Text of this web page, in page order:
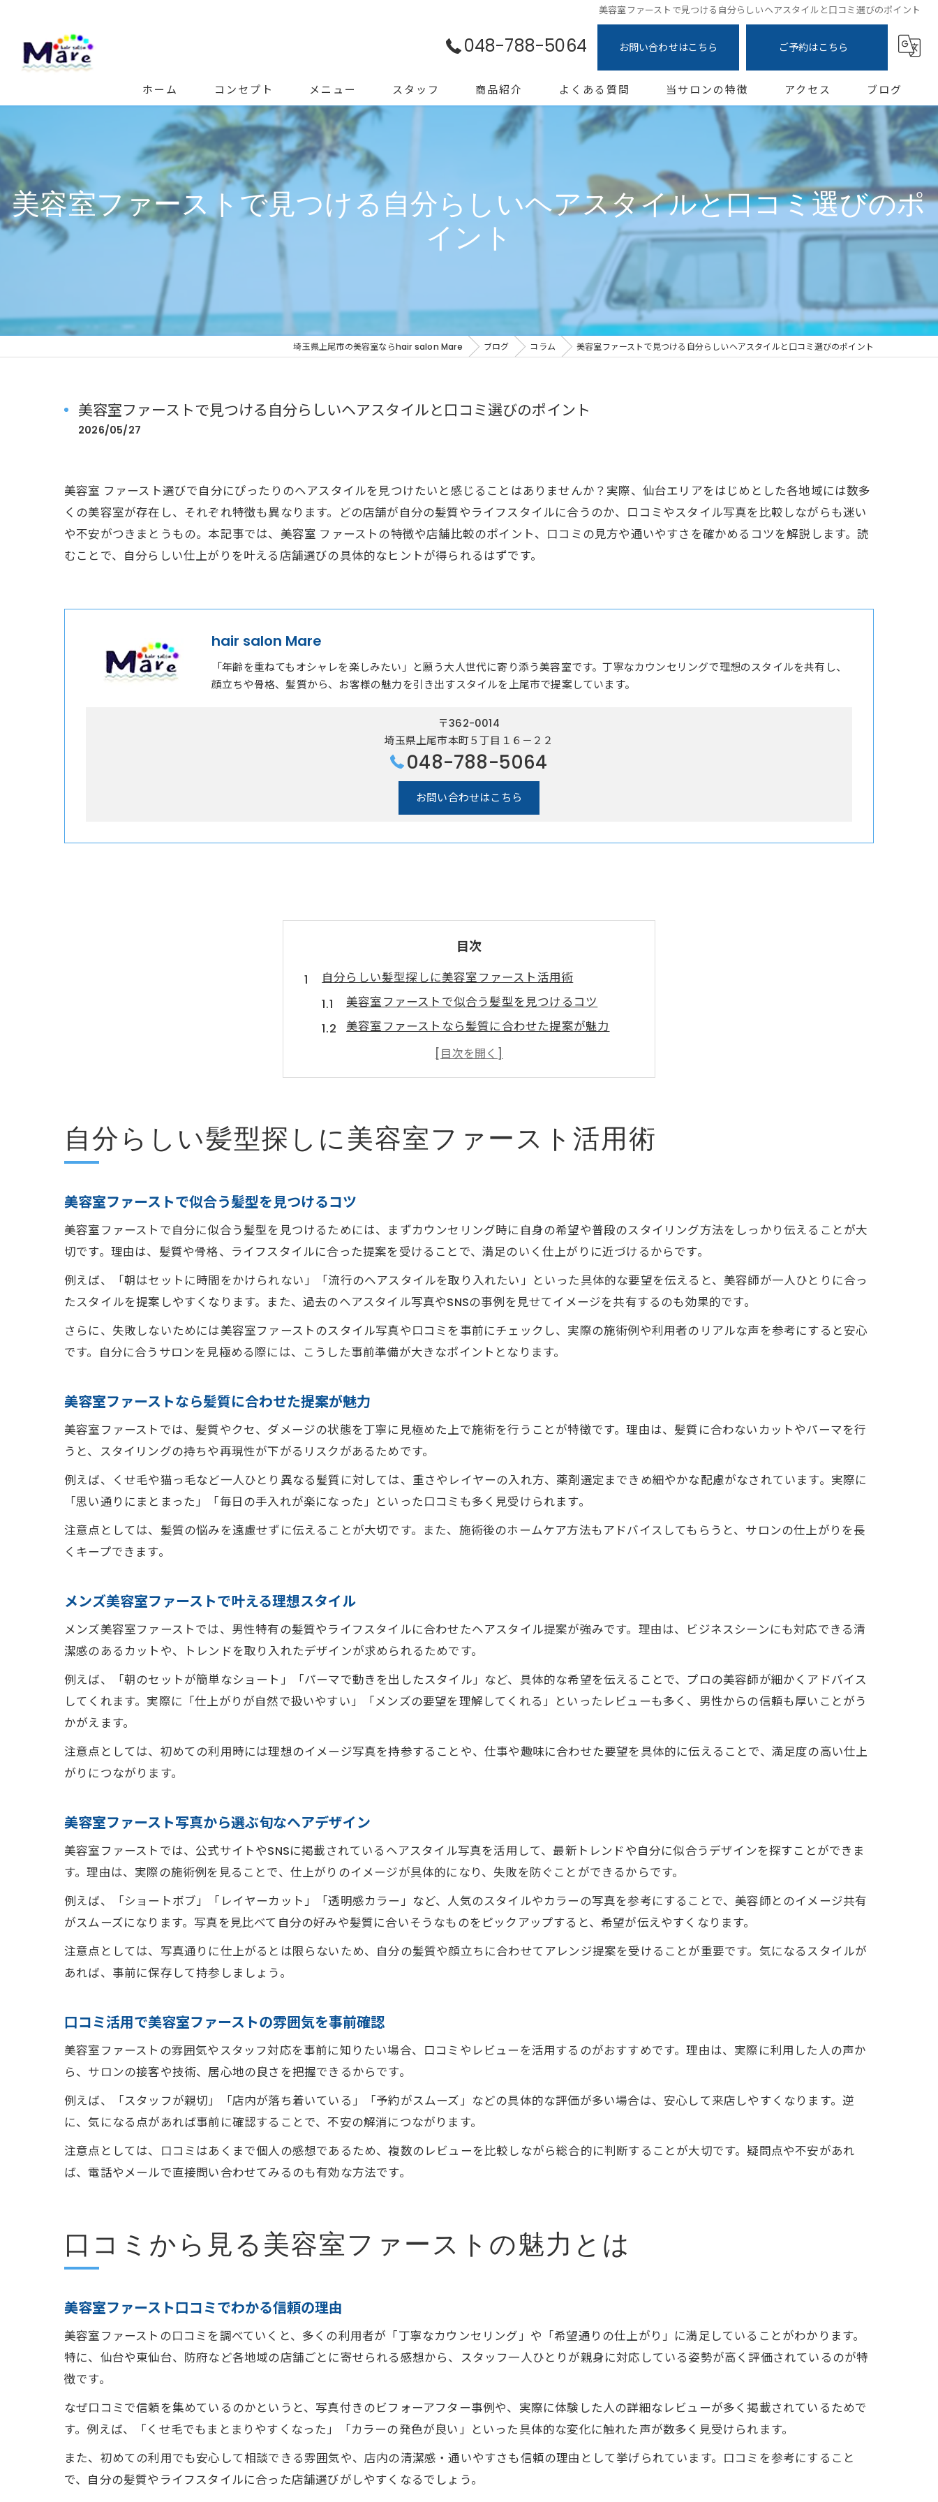
美容室ファーストで見つける自分らしいヘアスタイルと口コミ選びのポイント
048-788-5064 お問い合わせはこちら ご予約はこちら
ホーム コンセプト メニュー スタッフ 商品紹介 よくある質問 当サロンの特徴
カラー
白髪ぼかし
トリートメント
アクセス ブログ
コラム
美容室ファーストで見つける自分らしいヘアスタイルと口コミ選びのポ
イント
埼玉県上尾市の美容室ならhair salon Mare ブログ コラム 美容室ファーストで見つける自分らしいヘアスタイルと口コミ選びのポイント
美容室ファーストで見つける自分らしいヘアスタイルと口コミ選びのポイント
2026/05/27
美容室 ファースト選びで自分にぴったりのヘアスタイルを見つけたいと感じることはありませんか？実際、仙台エリアをはじめとした各地域には数多
くの美容室が存在し、それぞれ特徴も異なります。どの店舗が自分の髪質やライフスタイルに合うのか、口コミやスタイル写真を比較しながらも迷い
や不安がつきまとうもの。本記事では、美容室 ファーストの特徴や店舗比較のポイント、口コミの見方や通いやすさを確かめるコツを解説します。読
むことで、自分らしい仕上がりを叶える店舗選びの具体的なヒントが得られるはずです。
hair salon Mare
「年齢を重ねてもオシャレを楽しみたい」と願う大人世代に寄り添う美容室です。丁寧なカウンセリングで理想のスタイルを共有し、
顔立ちや骨格、髪質から、お客様の魅力を引き出すスタイルを上尾市で提案しています。
〒362-0014
埼玉県上尾市本町５丁目１６－２２
048-788-5064
お問い合わせはこちら
目次
自分らしい髪型探しに美容室ファースト活用術
美容室ファーストで似合う髪型を見つけるコツ
美容室ファーストなら髪質に合わせた提案が魅力
メンズ美容室ファーストで叶える理想スタイル
美容室ファースト写真から選ぶ旬なヘアデザイン
口コミから見る美容室ファーストの魅力とは
美容室ファースト口コミでわかる信頼の理由
実際の口コミから美容室ファーストの強みを分析
口コミで人気の美容室ファーストのサービス内容
美容室ファースト利用者の満足度と体験談まとめ
美容室選びで失敗しないためのポイント
美容室ファースト選びの失敗しないコツを解説
美容室ファーストで後悔しない選び方の基本
美容室ファーストと他店を比べるチェックポイント
美容室ファースト写真から技術力をチェック
写真で知る美容室ファーストの仕上がり事例
美容室ファーストの写真から分かるトレンド提案
美容室ファーストで予約しやすい店舗の特徴
口コミで探す通いやすい美容室ファーストの選び方
美容室ファーストの立地や営業時間のポイント
美容室ファーストで理想の仕上がりを叶える秘訣
美容室ファーストで理想を実現するカウンセリング術
美容室ファーストで自分らしいヘアに仕上げるコツ
自分らしい髪型探しに美容室ファースト活用術
美容室ファーストで似合う髪型を見つけるコツ
美容室ファーストで自分に似合う髪型を見つけるためには、まずカウンセリング時に自身の希望や普段のスタイリング方法をしっかり伝えることが大
切です。理由は、髪質や骨格、ライフスタイルに合った提案を受けることで、満足のいく仕上がりに近づけるからです。
例えば、「朝はセットに時間をかけられない」「流行のヘアスタイルを取り入れたい」といった具体的な要望を伝えると、美容師が一人ひとりに合っ
たスタイルを提案しやすくなります。また、過去のヘアスタイル写真やSNSの事例を見せてイメージを共有するのも効果的です。
さらに、失敗しないためには美容室ファーストのスタイル写真や口コミを事前にチェックし、実際の施術例や利用者のリアルな声を参考にすると安心
です。自分に合うサロンを見極める際には、こうした事前準備が大きなポイントとなります。
美容室ファーストなら髪質に合わせた提案が魅力
美容室ファーストでは、髪質やクセ、ダメージの状態を丁寧に見極めた上で施術を行うことが特徴です。理由は、髪質に合わないカットやパーマを行
うと、スタイリングの持ちや再現性が下がるリスクがあるためです。
例えば、くせ毛や猫っ毛など一人ひとり異なる髪質に対しては、重さやレイヤーの入れ方、薬剤選定まできめ細やかな配慮がなされています。実際に
「思い通りにまとまった」「毎日の手入れが楽になった」といった口コミも多く見受けられます。
注意点としては、髪質の悩みを遠慮せずに伝えることが大切です。また、施術後のホームケア方法もアドバイスしてもらうと、サロンの仕上がりを長
くキープできます。
メンズ美容室ファーストで叶える理想スタイル
メンズ美容室ファーストでは、男性特有の髪質やライフスタイルに合わせたヘアスタイル提案が強みです。理由は、ビジネスシーンにも対応できる清
潔感のあるカットや、トレンドを取り入れたデザインが求められるためです。
例えば、「朝のセットが簡単なショート」「パーマで動きを出したスタイル」など、具体的な希望を伝えることで、プロの美容師が細かくアドバイス
してくれます。実際に「仕上がりが自然で扱いやすい」「メンズの要望を理解してくれる」といったレビューも多く、男性からの信頼も厚いことがう
かがえます。
注意点としては、初めての利用時には理想のイメージ写真を持参することや、仕事や趣味に合わせた要望を具体的に伝えることで、満足度の高い仕上
がりにつながります。
美容室ファースト写真から選ぶ旬なヘアデザイン
美容室ファーストでは、公式サイトやSNSに掲載されているヘアスタイル写真を活用して、最新トレンドや自分に似合うデザインを探すことができま
す。理由は、実際の施術例を見ることで、仕上がりのイメージが具体的になり、失敗を防ぐことができるからです。
例えば、「ショートボブ」「レイヤーカット」「透明感カラー」など、人気のスタイルやカラーの写真を参考にすることで、美容師とのイメージ共有
がスムーズになります。写真を見比べて自分の好みや髪質に合いそうなものをピックアップすると、希望が伝えやすくなります。
注意点としては、写真通りに仕上がるとは限らないため、自分の髪質や顔立ちに合わせてアレンジ提案を受けることが重要です。気になるスタイルが
あれば、事前に保存して持参しましょう。
口コミ活用で美容室ファーストの雰囲気を事前確認
美容室ファーストの雰囲気やスタッフ対応を事前に知りたい場合、口コミやレビューを活用するのがおすすめです。理由は、実際に利用した人の声か
ら、サロンの接客や技術、居心地の良さを把握できるからです。
例えば、「スタッフが親切」「店内が落ち着いている」「予約がスムーズ」などの具体的な評価が多い場合は、安心して来店しやすくなります。逆
に、気になる点があれば事前に確認することで、不安の解消につながります。
注意点としては、口コミはあくまで個人の感想であるため、複数のレビューを比較しながら総合的に判断することが大切です。疑問点や不安があれ
ば、電話やメールで直接問い合わせてみるのも有効な方法です。
口コミから見る美容室ファーストの魅力とは
美容室ファースト口コミでわかる信頼の理由
美容室ファーストの口コミを調べていくと、多くの利用者が「丁寧なカウンセリング」や「希望通りの仕上がり」に満足していることがわかります。
特に、仙台や東仙台、防府など各地域の店舗ごとに寄せられる感想から、スタッフ一人ひとりが親身に対応している姿勢が高く評価されているのが特
徴です。
なぜ口コミで信頼を集めているのかというと、写真付きのビフォーアフター事例や、実際に体験した人の詳細なレビューが多く掲載されているためで
す。例えば、「くせ毛でもまとまりやすくなった」「カラーの発色が良い」といった具体的な変化に触れた声が数多く見受けられます。
また、初めての利用でも安心して相談できる雰囲気や、店内の清潔感・通いやすさも信頼の理由として挙げられています。口コミを参考にすること
で、自分の髪質やライフスタイルに合った店舗選びがしやすくなるでしょう。
お問い合わせはこちら
お問い合わせはこちら